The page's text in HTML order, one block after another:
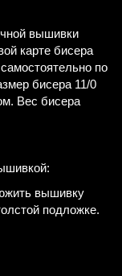
вышивки
карте бисера
по
бисера 11/0
Вес бисера
вышивку
подложке.